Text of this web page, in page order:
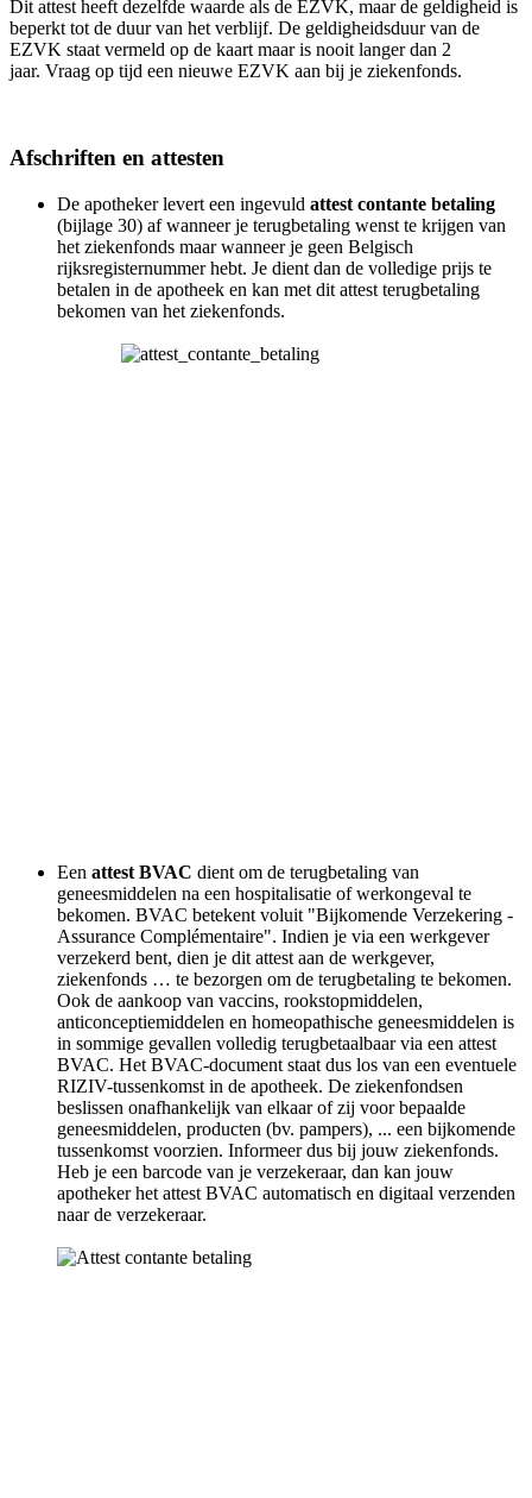
Dit attest heeft dezelfde waarde als de EZVK, maar de geldigheid is
beperkt tot de duur van het verblijf. De geldigheidsduur van de
EZVK staat vermeld op de kaart maar is nooit langer dan 2
jaar. Vraag op tijd een nieuwe EZVK aan bij je ziekenfonds.
Afschriften en attesten
De apotheker levert een ingevuld attest contante betaling
(bijlage 30) af wanneer je terugbetaling wenst te krijgen van
het ziekenfonds maar wanneer je geen Belgisch
rijksregisternummer hebt. Je dient dan de volledige prijs te
betalen in de apotheek en kan met dit attest terugbetaling
bekomen van het ziekenfonds.
Een attest BVAC dient om de terugbetaling van
geneesmiddelen na een hospitalisatie of werkongeval te
bekomen. BVAC betekent voluit "Bijkomende Verzekering -
Assurance Complémentaire". Indien je via een werkgever
verzekerd bent, dien je dit attest aan de werkgever,
ziekenfonds … te bezorgen om de terugbetaling te bekomen.
Ook de aankoop van vaccins, rookstopmiddelen,
anticonceptiemiddelen en homeopathische geneesmiddelen is
in sommige gevallen volledig terugbetaalbaar via een attest
BVAC. Het BVAC-document staat dus los van een eventuele
RIZIV-tussenkomst in de apotheek. De ziekenfondsen
beslissen onafhankelijk van elkaar of zij voor bepaalde
geneesmiddelen, producten (bv. pampers), ... een bijkomende
tussenkomst voorzien. Informeer dus bij jouw ziekenfonds.
Heb je een barcode van je verzekeraar, dan kan jouw
apotheker het attest BVAC automatisch en digitaal verzenden
naar de verzekeraar.